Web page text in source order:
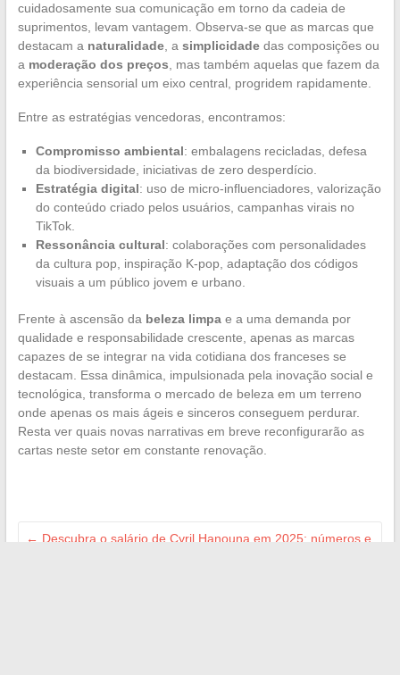
cuidadosamente sua comunicação em torno da cadeia de
suprimentos, levam vantagem. Observa-se que as marcas que
destacam a naturalidade, a simplicidadedas composições ou
a moderação dos preços , mas também aquelas que fazem da
experiência sensorial um eixo central, progridem rapidamente.
Entre as estratégias vencedoras, encontramos:
Compromisso ambiental: embalagens recicladas, defesa
da biodiversidade, iniciativas de zero desperdício.
Estratégia digital: uso de micro-influenciadores, valorização
do conteúdo criado pelos usuários, campanhas virais no
TikTok.
Ressonância cultural: colaborações com personalidades
da cultura pop, inspiração K-pop, adaptação dos códigos
visuais a um público jovem e urbano.
Frente à ascensão da beleza limpae a uma demanda por
qualidade e responsabilidade crescente, apenas as marcas
capazes de se integrar na vida cotidiana dos franceses se
destacam. Essa dinâmica, impulsionada pela inovação social e
tecnológica, transforma o mercado de beleza em um terreno
onde apenas os mais ágeis e sinceros conseguem perdurar.
Resta ver quais novas narrativas em breve reconfigurarão as
cartas neste setor em constante renovação.
← Descubra o salário de Cyril Hanouna em 2025: números e